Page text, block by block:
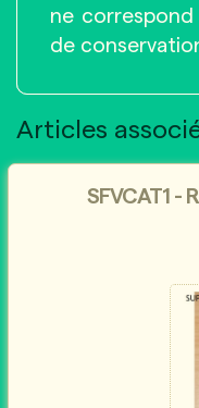
ne
de
Articles
SFVCAT1 -